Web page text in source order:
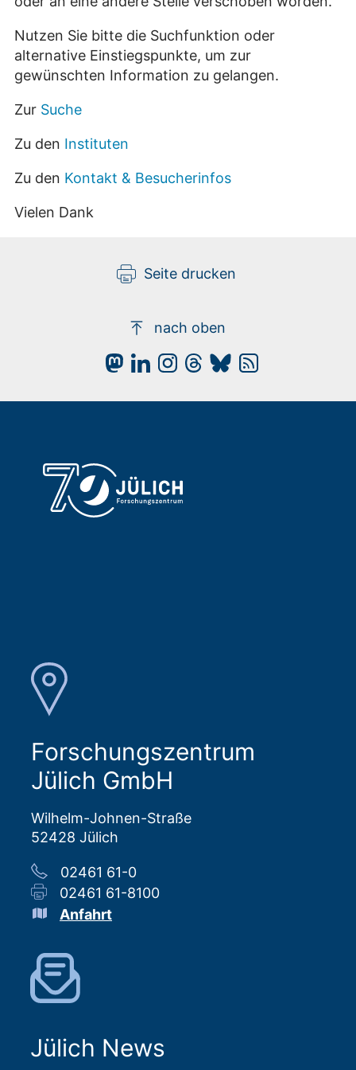
Nutzen Sie bitte die Suchfunktion oder
alternative Einstiegspunkte, um zur
gewünschten Information zu gelangen.
Zur Suche
Zu den Instituten
Zu den Kontakt & Besucherinfos
Vielen Dank
Seite drucken
nach oben
Forschungszentrum
Jülich GmbH
Wilhelm-Johnen-Straße
52428 Jülich
02461 61-0
02461 61-8100
Anfahrt
Jülich News